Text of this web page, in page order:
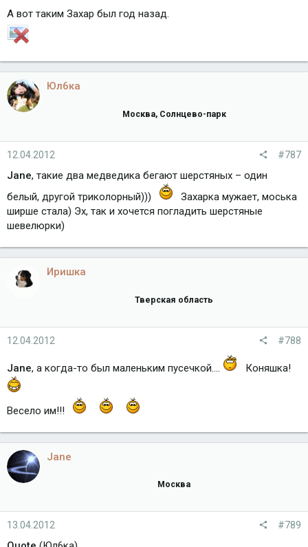
А вот таким Захар был год назад.
Юл6ка
Москва, Солнцево-парк
12.04.2012 #787
Jane, такие два медведика бегают шерстяных – один
белый, другой триколорный)))
Захарка мужает, моська
ширше стала) Эх, так и хочется погладить шерстяные
шевелюрки)
Иришка
Тверская область
12.04.2012 #788
Jane, а когда-то был маленьким пусечкой.... Коняшка!
Весело им!!!
Jane
Москва
13.04.2012 #789